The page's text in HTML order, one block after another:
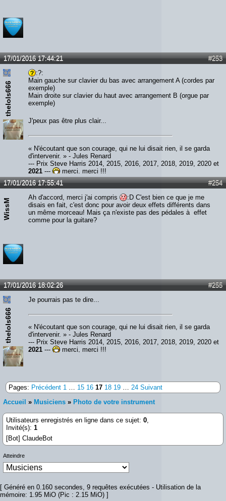
#253
17/01/2016 17:44:21
thelols666
:?:
Main gauche sur clavier du bas avec arrangement A (cordes par
exemple)
Main droite sur clavier du haut avec arrangement B (orgue par
exemple)
J'peux pas être plus clair...
« N'écoutant que son courage, qui ne lui disait rien, il se garda
d'intervenir. » - Jules Renard
--- Prix Steve Harris 2014, 2015, 2016, 2017, 2018, 2019, 2020 et
2021 ---
merci, merci !!!
#254
17/01/2016 17:55:41
WissM
Ah d'accord, merci j'ai compris
:D C'est bien ce que je me
disais en fait, c'est donc pour avoir deux effets différents dans
un même morceau! Mais ça n'existe pas des pédales à effet
comme pour la guitare?
#255
17/01/2016 18:02:26
thelols666
Je pourrais pas te dire...
« N'écoutant que son courage, qui ne lui disait rien, il se garda
d'intervenir. » - Jules Renard
--- Prix Steve Harris 2014, 2015, 2016, 2017, 2018, 2019, 2020 et
2021 --- merci, merci !!!
Pages: Précédent 1 15 16 17 18 19 24 Suivant
Accueil » Musiciens » Photo de votre instrument
Utilisateurs enregistrés en ligne dans ce sujet: 0
Invité(s): 1
[Bot] ClaudeBot
Atteindre
[ Généré en 0.160 secondes, 9 requêtes exécutées - Utilisation de la
mémoire: 1.95 MiO (Pic : 2.15 MiO) ]